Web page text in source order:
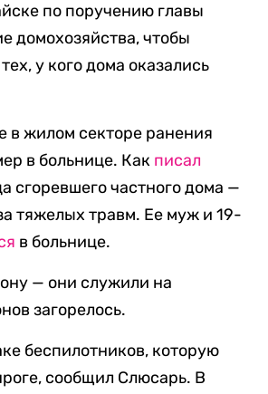
по поручению главы
домохозяйства, чтобы
у кого дома оказались
в жилом секторе ранения
в больнице. Как писал
сгоревшего частного дома —
тяжелых травм. Ее муж и 19-
в больнице.
— они служили на
загорелось.
беспилотников, которую
сообщил Слюсарь. В